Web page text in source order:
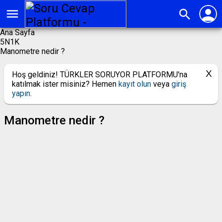
menu search person
Ana Sayfa
5N1K
Manometre nedir ?
Hoş geldiniz! TÜRKLER SORUYOR PLATFORMU'na
katılmak ister misiniz? Hemen kayıt olun veya giriş
yapın.
Manometre nedir ?